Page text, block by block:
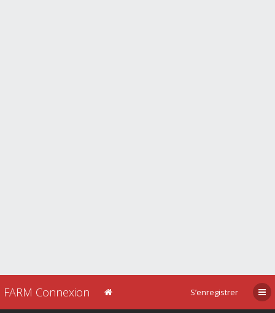
FARM Connexion S’enregistrer